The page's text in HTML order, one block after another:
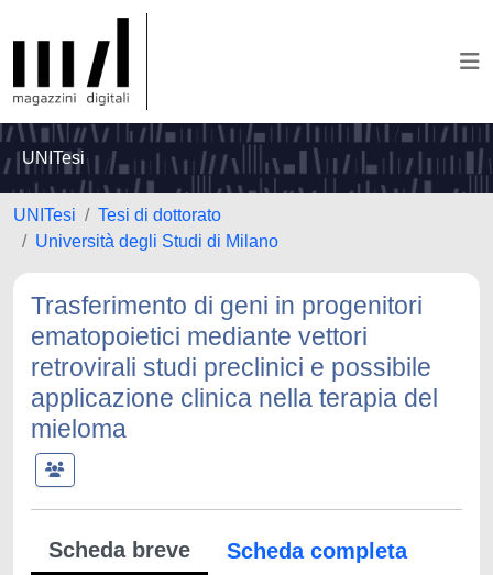
UNITesi
UNITesi
Tesi di dottorato
Università degli Studi di Milano
Trasferimento di geni in progenitori
ematopoietici mediante vettori
retrovirali studi preclinici e possibile
applicazione clinica nella terapia del
mieloma
Scheda breve
Scheda completa